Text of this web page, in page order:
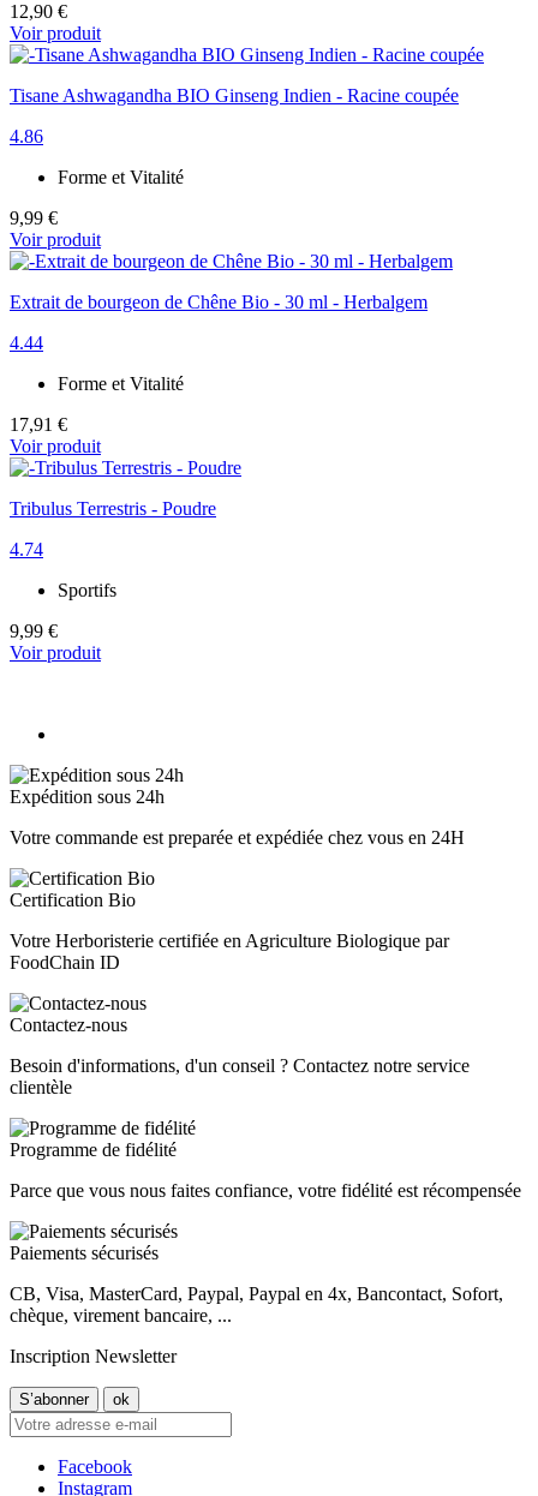
12,90 €
Voir produit
Tisane Ashwagandha BIO Ginseng Indien - Racine coupée
4.86
Forme et Vitalité
9,99 €
Voir produit
Extrait de bourgeon de Chêne Bio - 30 ml - Herbalgem
4.44
Forme et Vitalité
17,91 €
Voir produit
Tribulus Terrestris - Poudre
4.74
Sportifs
9,99 €
Voir produit
Expédition sous 24h
Votre commande est preparée et expédiée chez vous en 24H
Certification Bio
Votre Herboristerie certifiée en Agriculture Biologique par
FoodChain ID
Contactez-nous
Besoin d'informations, d'un conseil ? Contactez notre service
clientèle
Programme de fidélité
Parce que vous nous faites confiance, votre fidélité est récompensée
Paiements sécurisés
CB, Visa, MasterCard, Paypal, Paypal en 4x, Bancontact, Sofort,
chèque, virement bancaire, ...
Inscription Newsletter
Facebook
Instagram